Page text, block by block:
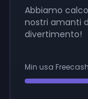
Abbiamo
nostri amanti
divertimento!
Min usa